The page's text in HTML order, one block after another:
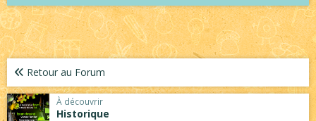
Retour au Forum
À découvrir
Historique